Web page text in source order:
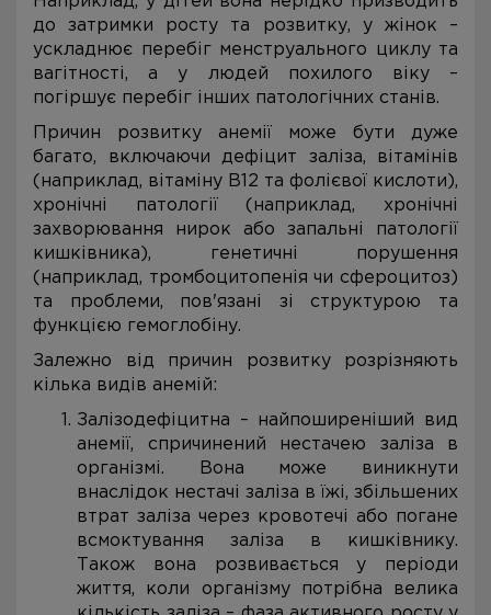
до затримки росту та розвитку, у жінок –
ускладнює перебіг менструального циклу та
вагітності, а у людей похилого віку –
погіршує перебіг інших патологічних станів.
Причин розвитку анемії може бути дуже
багато, включаючи дефіцит заліза, вітамінів
(наприклад, вітаміну В12 та фолієвої кислоти),
хронічні патології (наприклад, хронічні
захворювання нирок або запальні патології
кишківника), генетичні порушення
(наприклад, тромбоцитопенія чи сфероцитоз)
та проблеми, пов'язані зі структурою та
функцією гемоглобіну.
Залежно від причин розвитку розрізняють
кілька видів анемій:
Залізодефіцитна – найпоширеніший вид
анемії, спричинений нестачею заліза в
організмі. Вона може виникнути
внаслідок нестачі заліза в їжі, збільшених
втрат заліза через кровотечі або погане
всмоктування заліза в кишківнику.
Також вона розвивається у періоди
життя, коли організму потрібна велика